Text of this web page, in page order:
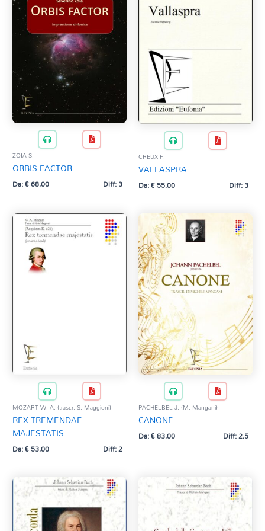
ZOIA S.
ORBIS FACTOR
Da:€68,00 Diff: 3
CREUX F.
VALLASPRA
Da:€55,00 Diff: 3
MOZART W. A. (trascr. S. Maggioni)
REX TREMENDAE
MAJESTATIS
Da:€53,00 Diff: 2
PACHELBEL J. (M. Mangani)
CANONE
Da:€83,00 Diff: 2,5